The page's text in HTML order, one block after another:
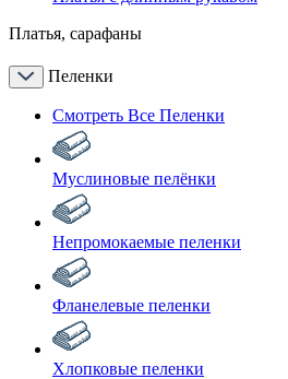
Платья, сарафаны
Пеленки
Смотреть Все Пеленки
Муслиновые пелёнки
Непромокаемые пеленки
Фланелевые пеленки
Хлопковые пеленки